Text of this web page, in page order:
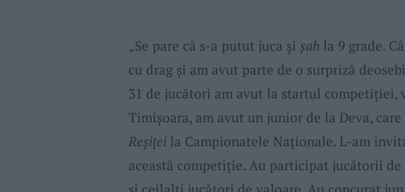
„Se pare că s-a putut juca și șah la 9 grade.
cu drag și am avut parte de o surpriză
31 de jucători am avut la startul
Timișoara, am avut un junior de la Deva,
Reșițeila Campionatele Naționale. L-am
această competiție. Au participat jucătorii de
și ceilalți jucători de valoare. Au concurat